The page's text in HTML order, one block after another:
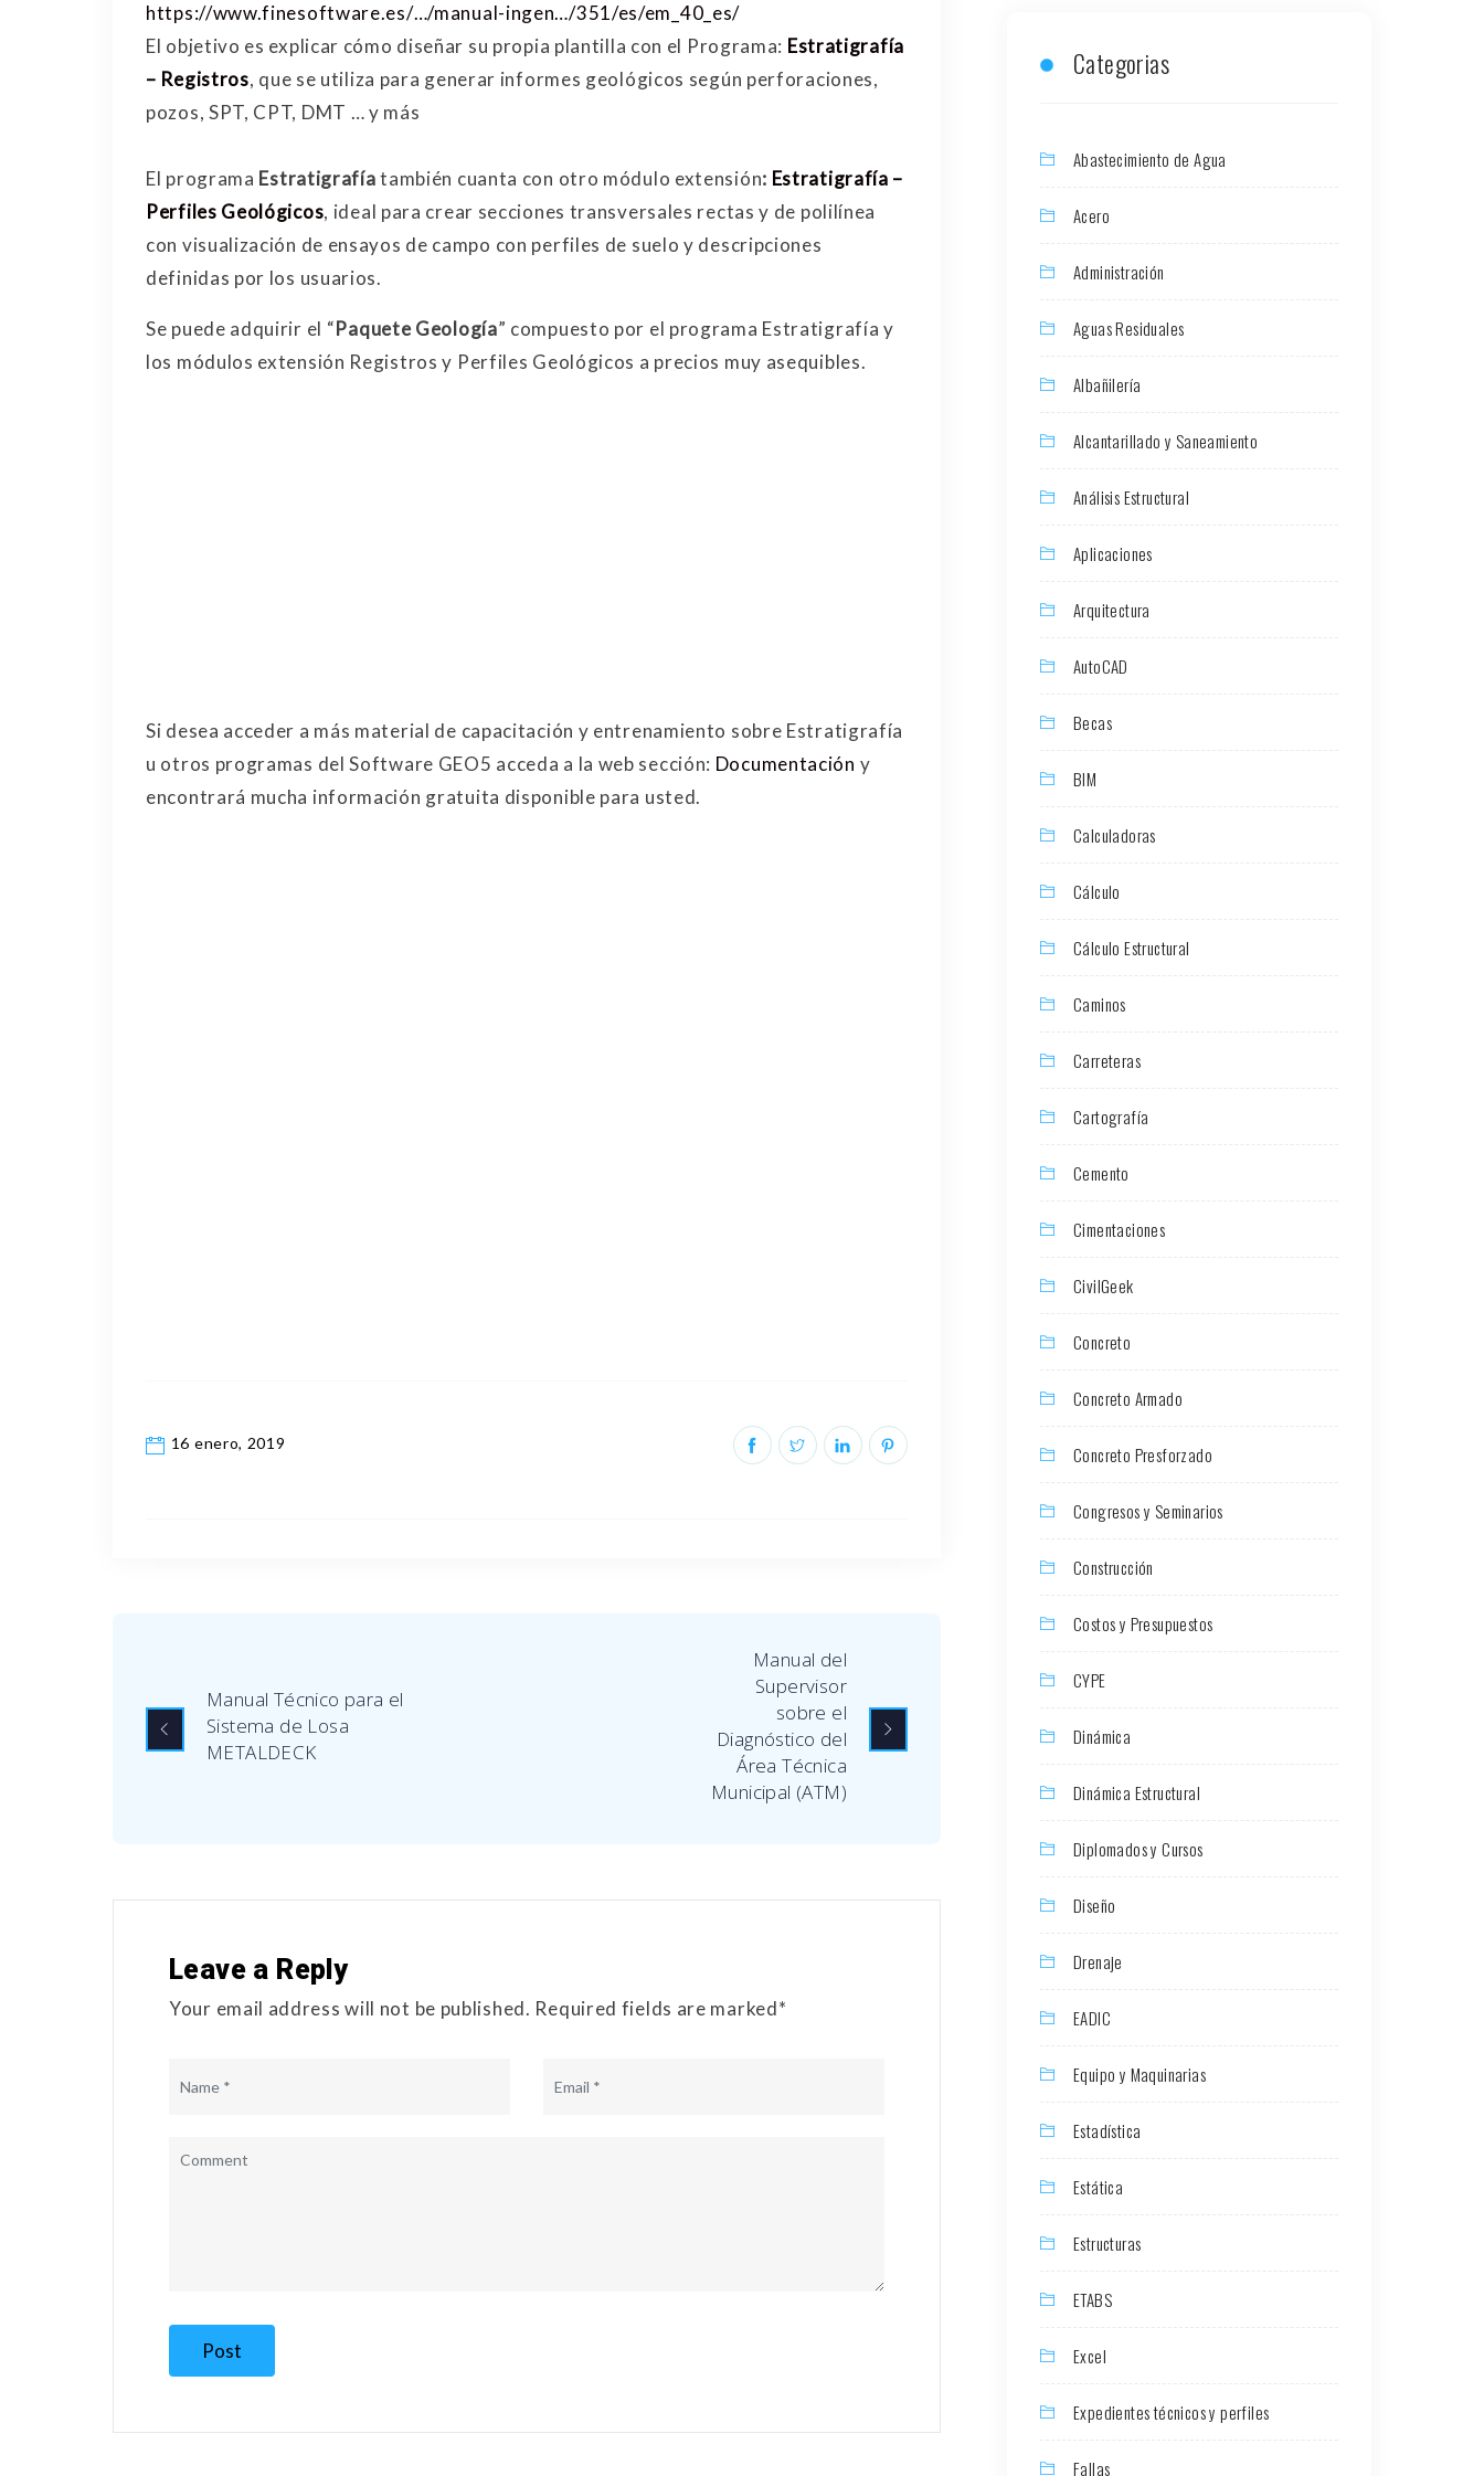
https://www.finesoftware.es/…/manual-ingen…/351/es/em_40_es/
El objetivo es explicar cómo diseñar su propia plantilla con el Programa: Estratigrafía
– Registros, que se utiliza para generar informes geológicos según perforaciones,
pozos, SPT, CPT, DMT … y más
El programa Estratigrafíatambién cuanta con otro módulo extensión: Estratigrafía –
Perfiles Geológicos, ideal para crear secciones transversales rectas y de polilínea
con visualización de ensayos de campo con perfiles de suelo y descripciones
definidas por los usuarios.
Se puede adquirir el “Paquete Geología” compuesto por el programa Estratigrafía y
los módulos extensión Registros y Perfiles Geológicos a precios muy asequibles.
Si desea acceder a más material de capacitación y entrenamiento sobre Estratigrafía
u otros programas del Software GEO5 acceda a la web sección: Documentación y
encontrará mucha información gratuita disponible para usted.
16 enero, 2019
Manual Técnico para el
Sistema de Losa
METALDECK
Manual del
Supervisor
sobre el
Diagnóstico del
Área Técnica
Municipal (ATM)
Leave a Reply
Your email address will not be published. Required fields are marked*
Categorias
Abastecimiento de Agua
Acero
Administración
Aguas Residuales
Albañilería
Alcantarillado y Saneamiento
Análisis Estructural
Aplicaciones
Arquitectura
AutoCAD
Becas
BIM
Calculadoras
Cálculo
Cálculo Estructural
Caminos
Carreteras
Cartografía
Cemento
Cimentaciones
CivilGeek
Concreto
Concreto Armado
Concreto Presforzado
Congresos y Seminarios
Construcción
Costos y Presupuestos
CYPE
Dinámica
Dinámica Estructural
Diplomados y Cursos
Diseño
Drenaje
EADIC
Equipo y Maquinarias
Estadística
Estática
Estructuras
ETABS
Excel
Expedientes técnicos y perfiles
Fallas